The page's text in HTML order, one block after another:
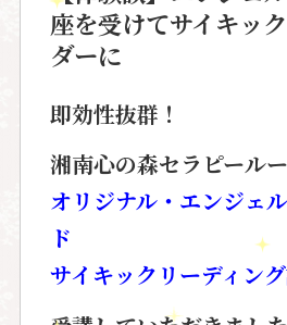
座を受けてサイキッ
ダーに
即効性抜群！
湘南心の森セラピール
オリジナル・エンジェ
ド
サイキックリーディン